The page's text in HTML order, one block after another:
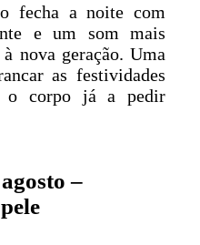
fecha a noite com
e um som mais
nova geração. Uma
as festividades
o corpo já a pedir
–